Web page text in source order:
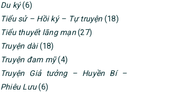
Du ký(6)
Tiểu sử – Hồi ký – Tự truyện(18)
Tiểu thuyết lãng mạn(27)
Truyện dài(18)
Truyện đam mỹ(4)
Truyện Giả tưởng – Huyền Bí –
Phiêu Lưu(6)